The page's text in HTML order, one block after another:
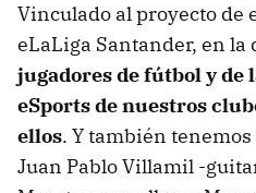
Vinculado al proyecto de
eLaLiga Santander, en la
jugadores de fútbol y de
eSports de nuestros
ellos. Y también
Juan Pablo Villamil -